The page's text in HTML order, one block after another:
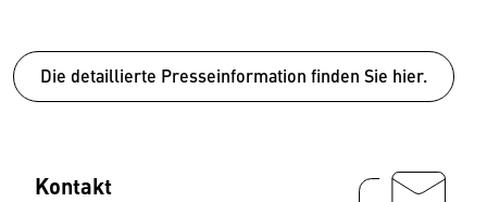
Die detaillierte Presseinformation finden Sie hier.
Kontakt